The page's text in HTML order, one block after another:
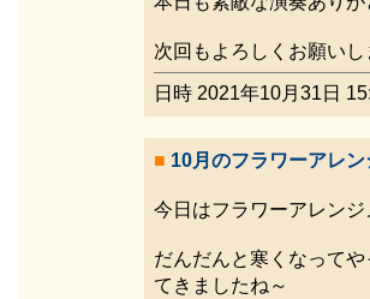
次回もよろしくお願いし
日時 2021年10月31日
■ 10月のフラワーアレン
今日はフラワーアレンジ
だんだんと寒くなって
てきましたね～